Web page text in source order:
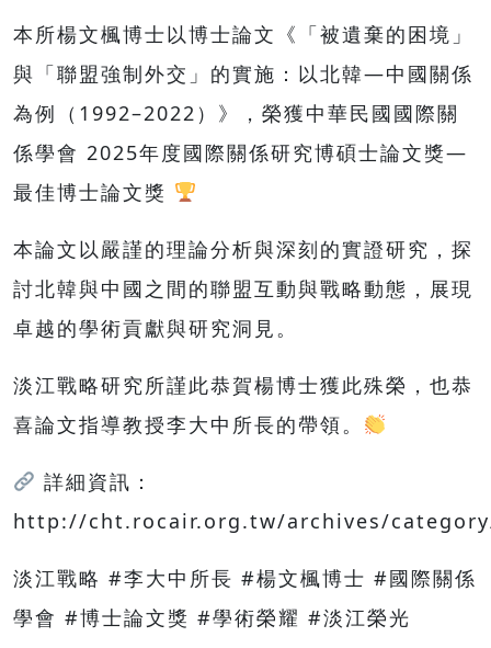
本所楊文楓博士以博士論文《「被遺棄的困境」
與「聯盟強制外交」的實施：以北韓—中國關係
為例（1992–2022）》，榮獲中華民國國際關
係學會 2025年度國際關係研究博碩士論文獎—
最佳博士論文獎
本論文以嚴謹的理論分析與深刻的實證研究，探
討北韓與中國之間的聯盟互動與戰略動態，展現
卓越的學術貢獻與研究洞見。
淡江戰略研究所謹此恭賀楊博士獲此殊榮，也恭
喜論文指導教授李大中所長的帶領。
詳細資訊：
http://cht.rocair.org.tw/archives/
淡江戰略 #李大中所長 #楊文楓博士 #國際關係
學會 #博士論文獎 #學術榮耀 #淡江榮光